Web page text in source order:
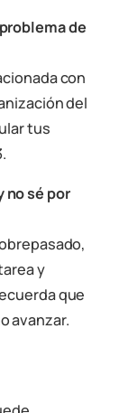
de
con
del
tus
.
no sé por
y
que
avanzar.